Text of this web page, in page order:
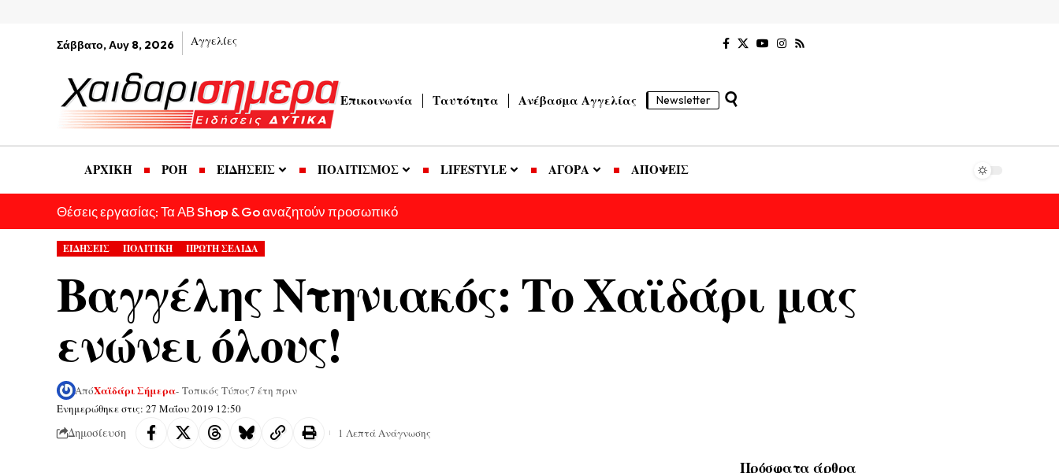
Σάββατο, Αυγ 8, 2026 Αγγελίες
Επικοινωνία Ταυτότητα Ανέβασμα Αγγελίας Newsletter
ΑΡΧΙΚΗ ΡΟΗ ΕΙΔΗΣΕΙΣ ΠΟΛΙΤΙΣΜΟΣ LIFESTYLE ΑΓΟΡΑ ΑΠΟΨΕΙΣ
Θέσεις εργασίας: Τα ΑΒ Shop & Go αναζητούν προσωπικό
ΕΙΔΗΣΕΙΣ ΠΟΛΙΤΙΚΗ ΠΡΩΤΗ ΣΕΛΙΔΑ
Βαγγέλης Ντηνιακός: Το Χαϊδάρι μας
ενώνει όλους!
Ενημερώθηκε στις: 27 Μαΐου 2019 12:50
ΑπόΧαϊδάρι Σήμερα- Τοπικός Τύπος7 έτη πριν
Δημοσίευση 1 Λεπτά Ανάγνωσης
Πρόσφατα άρθρα